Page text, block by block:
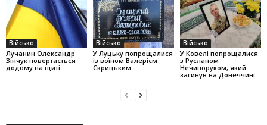
Військо
Лучанин Олександр
Зінчук повертається
додому на щиті
Військо
У Луцьку попрощалися
із воїном Валерієм
Скрицьким
Військо
У Ковелі попрощалися
з Русланом
Нечипоруком, який
загинув на Донеччині